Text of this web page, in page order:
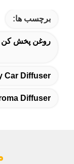
برچسب ها:
روغن پخش کن
Car Diffuser
Diffuser